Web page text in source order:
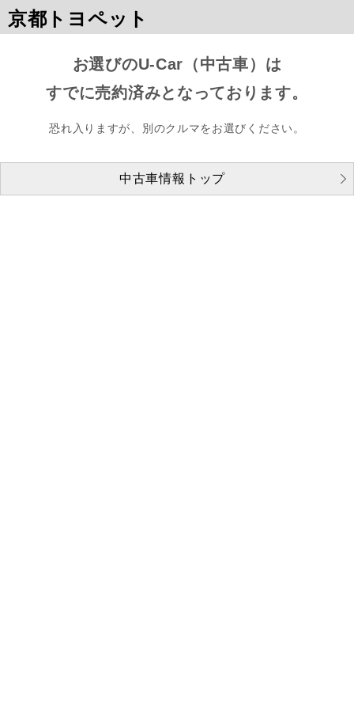
京都トヨペット
お選びのU-Car（中古車）は
すでに売約済みとなっております。
恐れ入りますが、別のクルマをお選びください。
中古車情報トップ